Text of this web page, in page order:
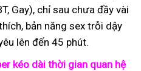
Gay), chỉ sau chưa đầy vài
bản năng sex trỗi dậy
lên đến 45 phút.
kéo dài thời gian quan hệ